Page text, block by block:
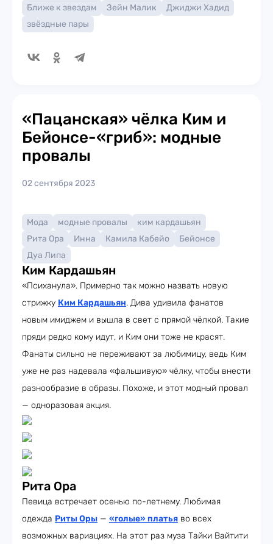
Ближе к звездам Зейн Малик
Джиджи Хадид
звёздные пары
«Пацанская» чёлка Ким и
Бейонсе-«гриб»: модные
провалы
02 сентября 2023
Мода модные провалы
ким кардашьян
Рита Ора
Инна Камила Кабейо
Бейонсе
Дуа Липа
Ким Кардашьян
«Психанула». Примерно так можно назвать новую
стрижку Ким Кардашьян. Дива удивила фанатов
новым имиджем и вышла в свет с прямой чёлкой. Такие
пряди редко кому идут, и Ким они тоже не красят.
Фанаты сильно не переживают за любимицу, ведь Ким
уже не раз надевала «фальшивую» чёлку, чтобы внести
разнообразие в образы. Похоже, и этот модный провал
— одноразовая акция.
Рита Ора
Певица встречает осенью по-летнему. Любимая
одежда Риты Оры — «голые» платья во всех
возможных вариациях. На этот раз муза Тайки Вайтити